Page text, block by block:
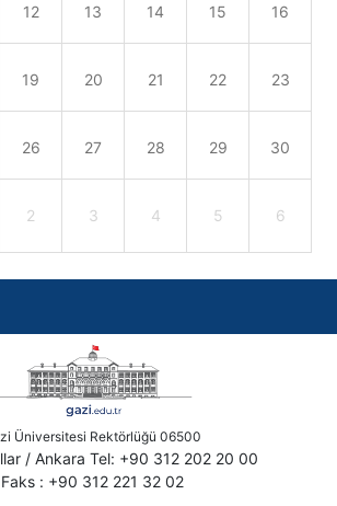
12 13 14 15 16
19 20 21 22 23
26 27 28 29 30
2 3 4 5 6
Üniversitesi Rektörlüğü 06500
/ Ankara Tel: +90 312 202 20 00
Faks : +90 312 221 32 02